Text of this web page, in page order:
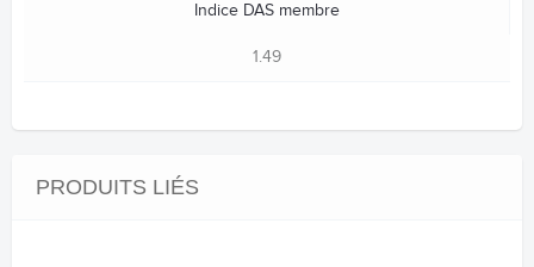
Indice DAS membre
1.49
PRODUITS LIÉS